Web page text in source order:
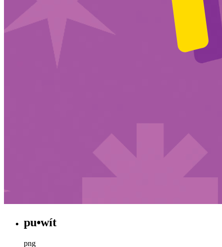
pu•wít
png